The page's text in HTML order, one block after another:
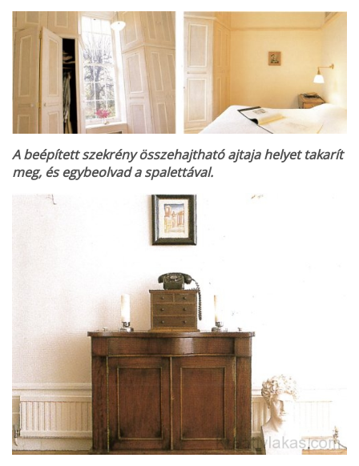
A beépített szekrény összehajtha­tó ajtaja helyet takarít
meg, és egybeolvad a spalettával.